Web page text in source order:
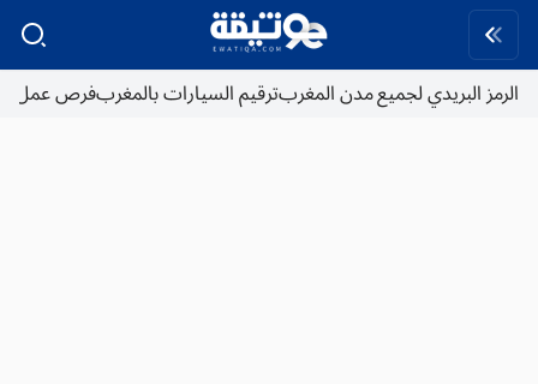
الرمز البريدي لجميع مدن المغربترقيم السيارات بالمغربفرص عمل